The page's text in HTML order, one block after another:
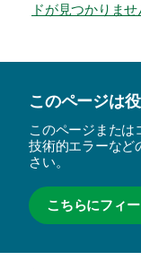
ドが見つかりませ
このページは
このページまたは
技術的エラーなど
さい。
こちらにフィ